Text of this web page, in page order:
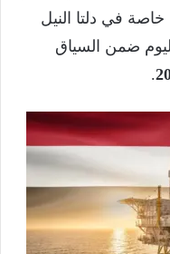
في دلتا النيل
ضمن السياق
.